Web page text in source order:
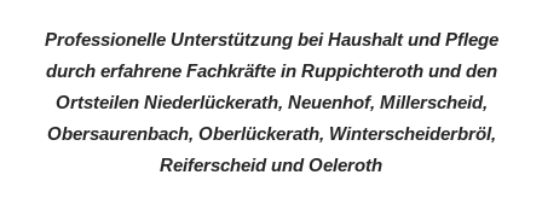
Professionelle Unterstützung bei Haushalt und Pflege
durch erfahrene Fachkräfte in Ruppichteroth und den
Ortsteilen Niederlückerath, Neuenhof, Millerscheid,
Obersaurenbach, Oberlückerath, Winterscheiderbröl,
Reiferscheid und Oeleroth